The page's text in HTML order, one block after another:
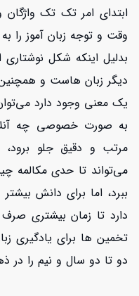
ابتدای امر تک تک
وقت و توجه زبان آموز را
بدلیل اینکه شکل نوشتاری
دیگر زبان هاست و همچنین
یک معنی وجود دارد
به صورت خصوصی چه
مرتب و دقیق جلو
می‌تواند تا حدی مکالمه
ببرد، اما برای دانش
دارد تا زمان بیشتری
تخمین ها برای یادگیری
دو تا دو سال و نیم را در